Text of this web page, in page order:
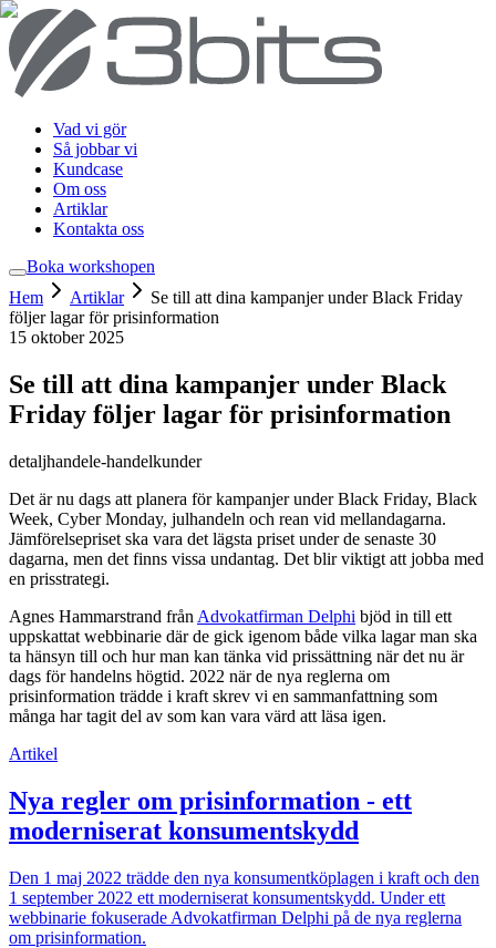
Vad vi gör
Så jobbar vi
Kundcase
Om oss
Artiklar
Kontakta oss
Boka workshopen
Hem
Artiklar
Se till att dina kampanjer under Black Friday
följer lagar för prisinformation
15 oktober 2025
Se till att dina kampanjer under Black
Friday följer lagar för prisinformation
detaljhandele-handelkunder
Det är nu dags att planera för kampanjer under Black Friday, Black
Week, Cyber Monday, julhandeln och rean vid mellandagarna.
Jämförelsepriset ska vara det lägsta priset under de senaste 30
dagarna, men det finns vissa undantag. Det blir viktigt att jobba med
en prisstrategi.
Agnes Hammarstrand från Advokatfirman Delphi bjöd in till ett
uppskattat webbinarie där de gick igenom både vilka lagar man ska
ta hänsyn till och hur man kan tänka vid prissättning när det nu är
dags för handelns högtid. 2022 när de nya reglerna om
prisinformation trädde i kraft skrev vi en sammanfattning som
många har tagit del av som kan vara värd att läsa igen.
Artikel
Nya regler om prisinformation - ett
moderniserat konsumentskydd
Den 1 maj 2022 trädde den nya konsumentköplagen i kraft och den
1 september 2022 ett moderniserat konsumentskydd. Under ett
webbinarie fokuserade Advokatfirman Delphi på de nya reglerna
om prisinformation.